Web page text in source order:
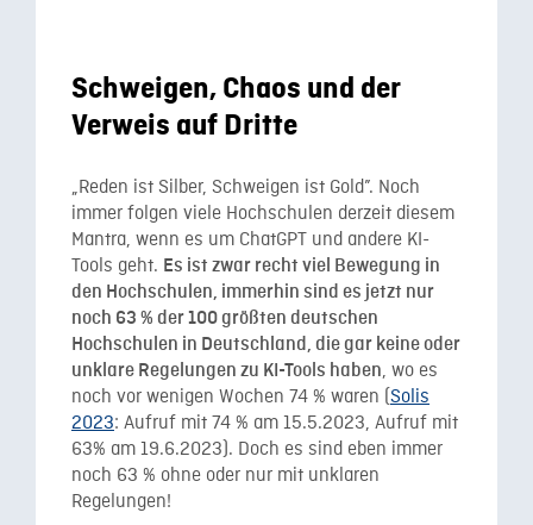
Schweigen, Chaos und der
Verweis auf Dritte
„Reden ist Silber, Schweigen ist Gold”. Noch
immer folgen viele Hochschulen derzeit diesem
Mantra, wenn es um ChatGPT und andere KI-
Tools geht. Es ist zwar recht viel Bewegung in
den Hochschulen, immerhin sind es jetzt nur
noch 63 % der 100 größten deutschen
Hochschulen in Deutschland, die gar keine oder
unklare Regelungen zu KI-Tools haben, wo es
noch vor wenigen Wochen 74 % waren (Solis
2023: Aufruf mit 74 % am 15.5.2023, Aufruf mit
63% am 19.6.2023). Doch es sind eben immer
noch 63 % ohne oder nur mit unklaren
Regelungen!